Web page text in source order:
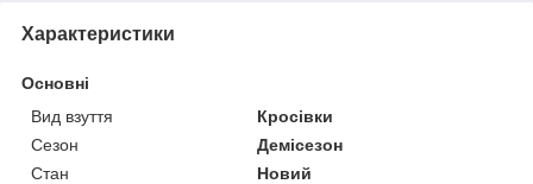
Характеристики
Основні
Вид взуття
Кросівки
Сезон
Демісезон
Стан
Новий